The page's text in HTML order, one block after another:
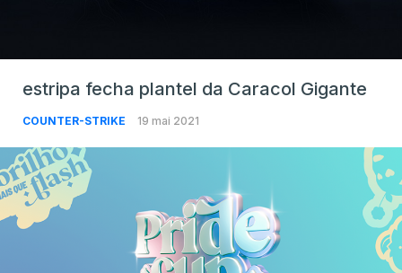
estripa fecha plantel da Caracol Gigante
COUNTER-STRIKE 19 mai 2021